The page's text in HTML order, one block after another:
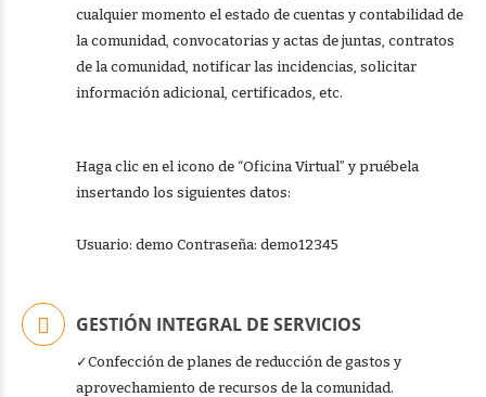
cualquier momento el estado de cuentas y contabilidad de
la comunidad, convocatorias y actas de juntas, contratos
de la comunidad, notificar las incidencias, solicitar
información adicional, certificados, etc.
Haga clic en el icono de “Oficina Virtual” y pruébela
insertando los siguientes datos:
Usuario: demo Contraseña: demo12345
GESTIÓN INTEGRAL DE SERVICIOS
✓Confección de planes de reducción de gastos y
aprovechamiento de recursos de la comunidad.